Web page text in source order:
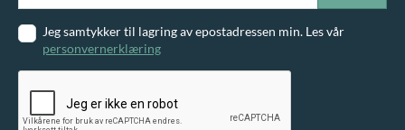
Jeg samtykker til lagring av epostadressen min. Les vår
personvernerklæring